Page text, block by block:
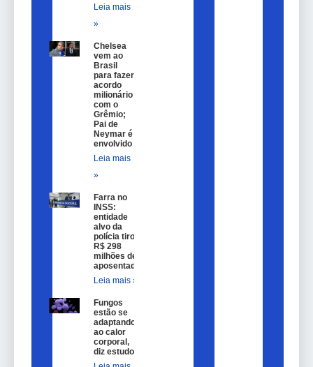
Leia mais
»
Chelsea
vem ao
Brasil
para fazer
acordo
milionário
com o
Grêmio;
Pai de
Neymar é
envolvido
Leia mais
»
Farra no
INSS:
entidade
alvo da
polícia tirou
R$ 298
milhões de
aposentados
Leia mais »
Fungos
estão se
adaptando
ao calor
corporal,
diz estudo